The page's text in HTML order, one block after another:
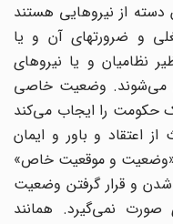
از نیروهایی هستند
ضرورتهای آن و یا
و یا نیروهای
می‌شوند. وضعیت خاصی
حکومت را ایجاب می‌کند
و باور و ایمان
و موقعیت خاص»
و قرار گرفتن وضعیت
نمیگیرد. همانند